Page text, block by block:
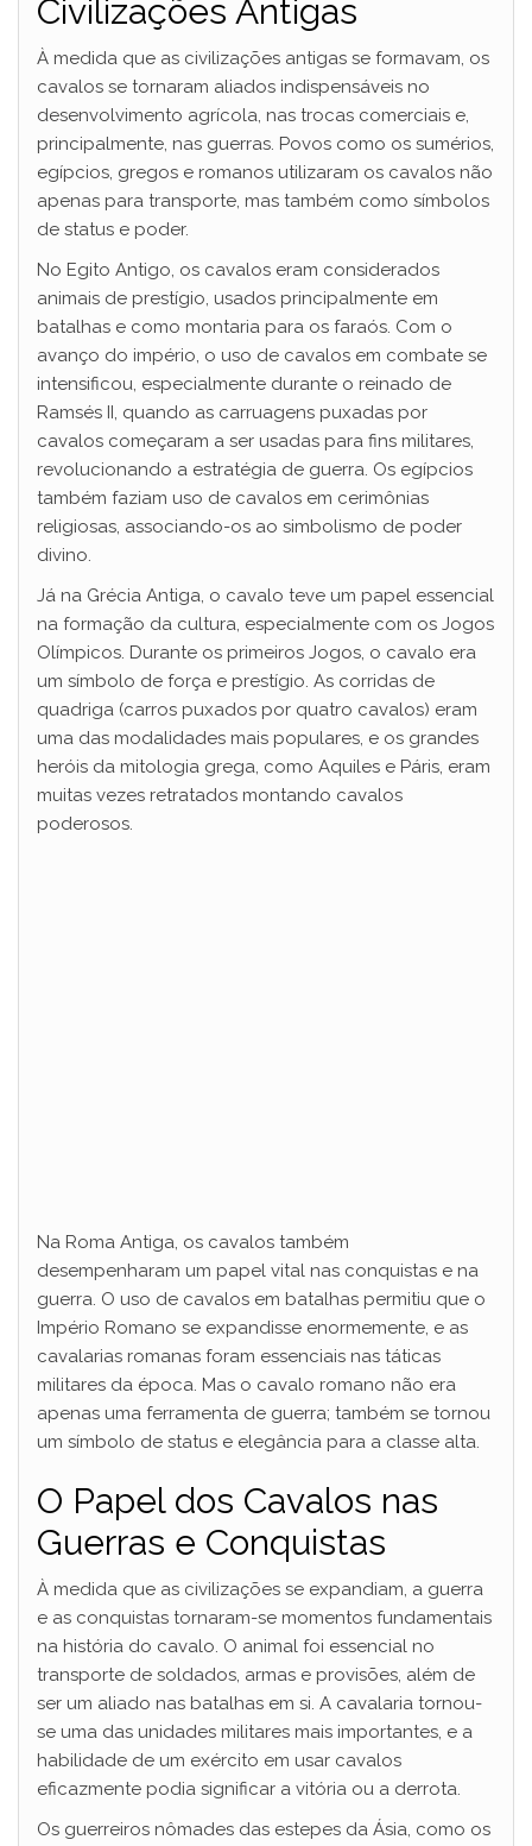
V
i
d
e
o
Civilizações Antigas
À medida que as civilizações antigas se formavam, os
cavalos se tornaram aliados indispensáveis no
desenvolvimento agrícola, nas trocas comerciais e,
principalmente, nas guerras. Povos como os sumérios,
egípcios, gregos e romanos utilizaram os cavalos não
apenas para transporte, mas também como símbolos
de status e poder.
No Egito Antigo, os cavalos eram considerados
animais de prestígio, usados principalmente em
batalhas e como montaria para os faraós. Com o
avanço do império, o uso de cavalos em combate se
intensificou, especialmente durante o reinado de
Ramsés II, quando as carruagens puxadas por
cavalos começaram a ser usadas para fins militares,
revolucionando a estratégia de guerra. Os egípcios
também faziam uso de cavalos em cerimônias
religiosas, associando-os ao simbolismo de poder
divino.
Já na Grécia Antiga, o cavalo teve um papel essencial
na formação da cultura, especialmente com os Jogos
Olímpicos. Durante os primeiros Jogos, o cavalo era
um símbolo de força e prestígio. As corridas de
quadriga (carros puxados por quatro cavalos) eram
uma das modalidades mais populares, e os grandes
heróis da mitologia grega, como Aquiles e Páris, eram
muitas vezes retratados montando cavalos
poderosos.
Na Roma Antiga, os cavalos também
desempenharam um papel vital nas conquistas e na
guerra. O uso de cavalos em batalhas permitiu que o
Império Romano se expandisse enormemente, e as
cavalarias romanas foram essenciais nas táticas
militares da época. Mas o cavalo romano não era
apenas uma ferramenta de guerra; também se tornou
um símbolo de status e elegância para a classe alta.
O Papel dos Cavalos nas
Guerras e Conquistas
À medida que as civilizações se expandiam, a guerra
e as conquistas tornaram-se momentos fundamentais
na história do cavalo. O animal foi essencial no
transporte de soldados, armas e provisões, além de
ser um aliado nas batalhas em si. A cavalaria tornou-
se uma das unidades militares mais importantes, e a
habilidade de um exército em usar cavalos
eficazmente podia significar a vitória ou a derrota.
Os guerreiros nômades das estepes da Ásia, como os